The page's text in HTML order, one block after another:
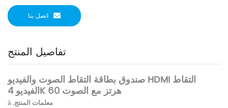
اتصل بنا
تفاصيل المنتج
صندوق بطاقة التقاط الصوت والفيديو HDMI التقاط
الفيديو 4K 60 هرتز مع الصوت
â .معلمات المنتج